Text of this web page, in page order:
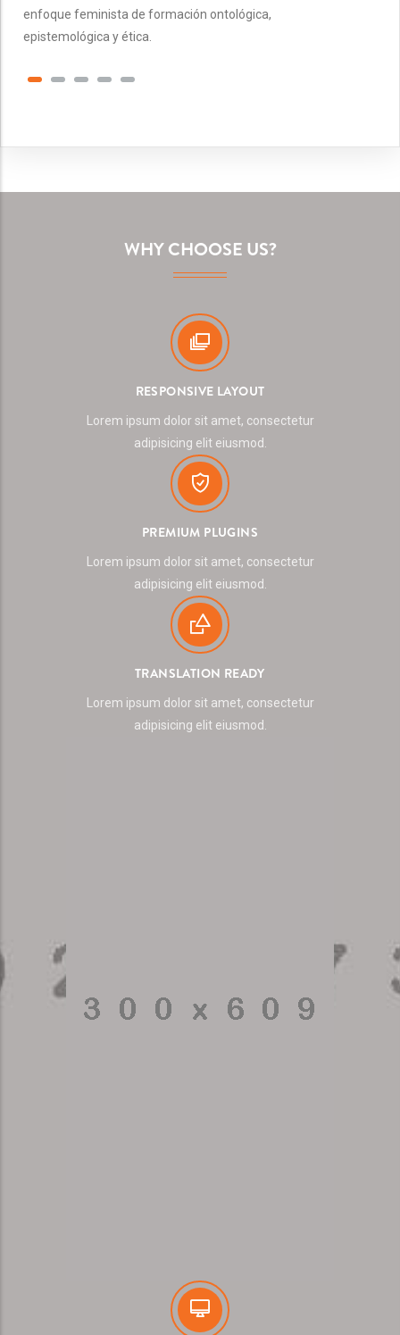
enfoque feminista de formación ontológica,
epistemológica y ética.
WHY CHOOSE US?
RESPONSIVE LAYOUT
Lorem ipsum dolor sit amet, consectetur
adipisicing elit eiusmod.
PREMIUM PLUGINS
Lorem ipsum dolor sit amet, consectetur
adipisicing elit eiusmod.
TRANSLATION READY
Lorem ipsum dolor sit amet, consectetur
adipisicing elit eiusmod.